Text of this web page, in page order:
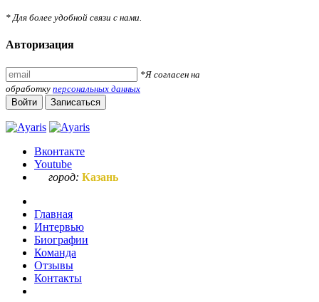
* Для более удобной связи с нами.
Авторизация
*Я согласен на
обработку персональных данных
Войти
Записаться
Вконтакте
Youtube
город: Казань
Главная
Интервью
Биографии
Команда
Отзывы
Контакты